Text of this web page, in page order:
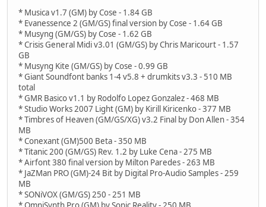
* Musica v1.7 (GM) by Cose - 1.84 GB
* Evanessence 2 (GM/GS) final version by Cose - 1.64 GB
* Musyng (GM/GS) by Cose - 1.62 GB
* Crisis General Midi v3.01 (GM/GS) by Chris Maricourt - 1.57
GB
* Musyng Kite (GM/GS) by Cose - 0.99 GB
* Giant Soundfont banks 1-4 v5.8 + drumkits v3.3 - 510 MB
total
* GMR Basico v1.1 by Rodolfo Lopez Gonzalez - 468 MB
* Studio Works 2007 Light (GM) by Kirill Kiricenko - 377 MB
* Timbres of Heaven (GM/GS/XG) v3.2 Final by Don Allen - 354
MB
* Conexant (GM)500 Beta - 350 MB
* Titanic 200 (GM/GS) Rev. 1.2 by Luke Cena - 275 MB
* Airfont 380 final version by Milton Paredes - 263 MB
* JaZMan PRO (GM)-24 Bit by Digital Pro-Audio Samples - 259
MB
* SONiVOX (GM/GS) 250 - 251 MB